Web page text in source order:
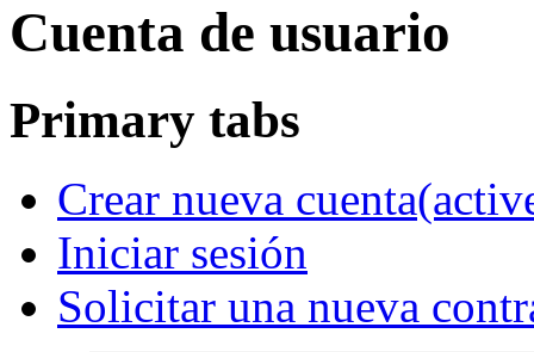
Cuenta de usuario
Primary tabs
Crear nueva cuenta
Iniciar sesión
Solicitar una nueva